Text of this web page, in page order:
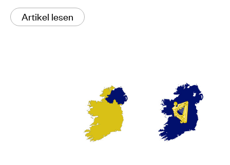
Artikel lesen